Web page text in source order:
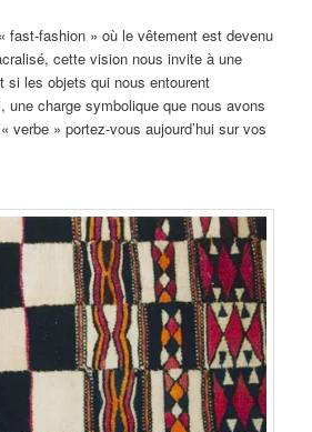
fast-fashion » où le vêtement est devenu
cette vision nous invite à une
si les objets qui nous entourent
une charge symbolique que nous avons
verbe » portez-vous aujourd’hui sur vos